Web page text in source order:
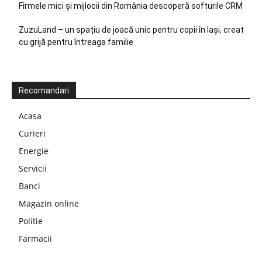
Firmele mici și mijlocii din România descoperă softurile CRM
ZuzuLand – un spațiu de joacă unic pentru copii în Iași, creat
cu grijă pentru întreaga familie
Recomandari
Acasa
Curieri
Energie
Servicii
Banci
Magazin online
Politie
Farmacii